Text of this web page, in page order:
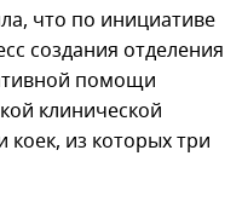
что по инициативе
создания отделения
помощи
клинической
коек, из которых три